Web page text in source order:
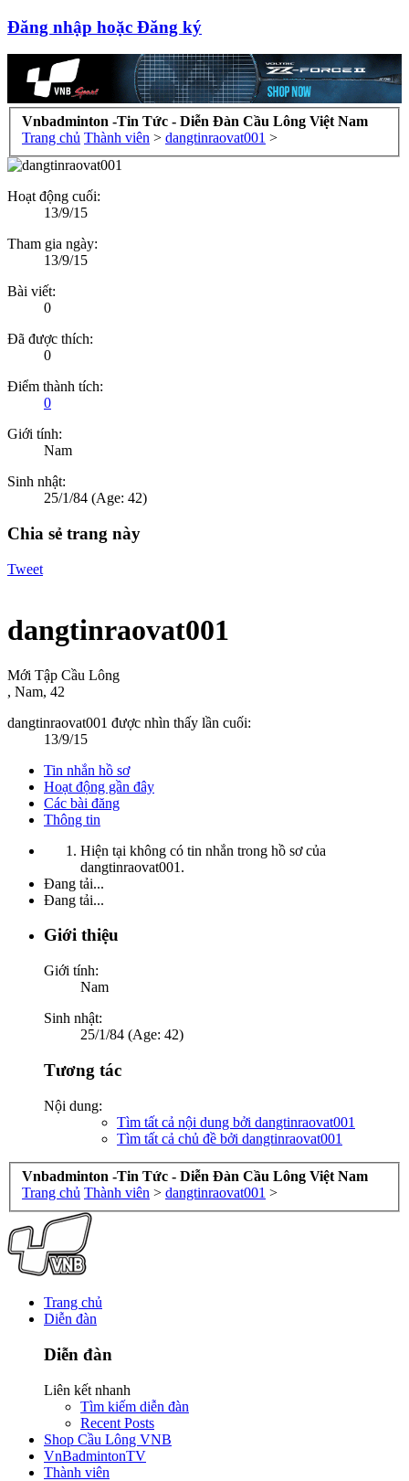
Đăng nhập hoặc Đăng ký
Vnbadminton -Tin Tức - Diễn Đàn Cầu Lông Việt Nam
Trang chủ Thành viên > dangtinraovat001 >
Hoạt động cuối:
13/9/15
Tham gia ngày:
13/9/15
Bài viết:
0
Đã được thích:
0
Điểm thành tích:
0
Giới tính:
Nam
Sinh nhật:
25/1/84 (Age: 42)
Chia sẻ trang này
Tweet
dangtinraovat001
Mới Tập Cầu Lông
, Nam, 42
dangtinraovat001 được nhìn thấy lần cuối:
13/9/15
Tin nhắn hồ sơ
Hoạt động gần đây
Các bài đăng
Thông tin
Hiện tại không có tin nhắn trong hồ sơ của
dangtinraovat001.
Đang tải...
Đang tải...
Giới thiệu
Giới tính:
Nam
Sinh nhật:
25/1/84 (Age: 42)
Tương tác
Nội dung:
Tìm tất cả nội dung bởi dangtinraovat001
Tìm tất cả chủ đề bởi dangtinraovat001
Vnbadminton -Tin Tức - Diễn Đàn Cầu Lông Việt Nam
Trang chủ Thành viên > dangtinraovat001 >
Trang chủ
Diễn đàn
Diễn đàn
Liên kết nhanh
Tìm kiếm diễn đàn
Recent Posts
Shop Cầu Lông VNB
VnBadmintonTV
Thành viên